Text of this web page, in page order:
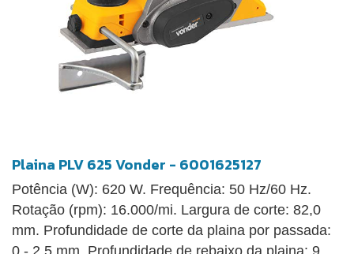
Plaina PLV 625 Vonder - 6001625127
Potência (W): 620 W. Frequência: 50 Hz/60 Hz.
Rotação (rpm): 16.000/mi. Largura de corte: 82,0
mm. Profundidade de corte da plaina por passada:
0 - 2,5 mm. Profundidade de rebaixo da plaina: 9